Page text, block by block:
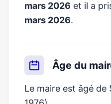
mars 2026 et il a
mars 2026.
Âge du
Le maire est âgé de